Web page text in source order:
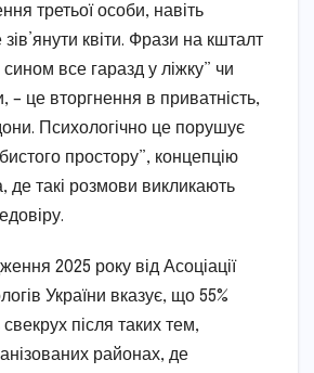
третьої особи, навіть
квіти. Фрази на кшталт
все гаразд у ліжку” чи
– це вторгнення в приватність,
Психологічно це порушує
простору”, концепцію
де такі розмови викликають
2025 року від Асоціації
України вказує, що 55%
після таких тем,
районах, де